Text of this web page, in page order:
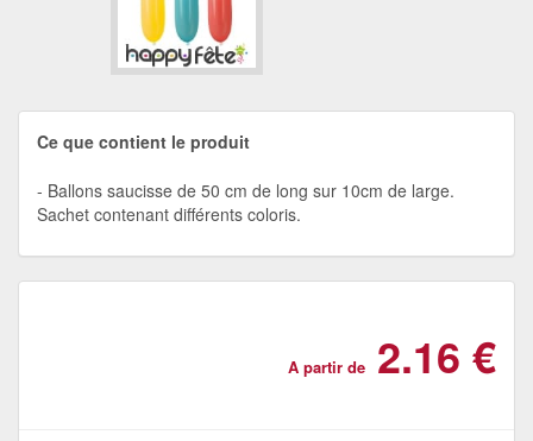
Ce que contient le produit
Ballons saucisse de 50 cm de long sur 10cm de large.
Sachet contenant différents coloris.
A partir de 2.16 €